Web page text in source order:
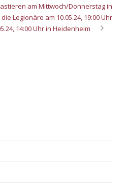
am Mittwoch/Donnerstag in
Legionäre am 10.05.24, 19:00 Uhr
14:00 Uhr in Heidenheim